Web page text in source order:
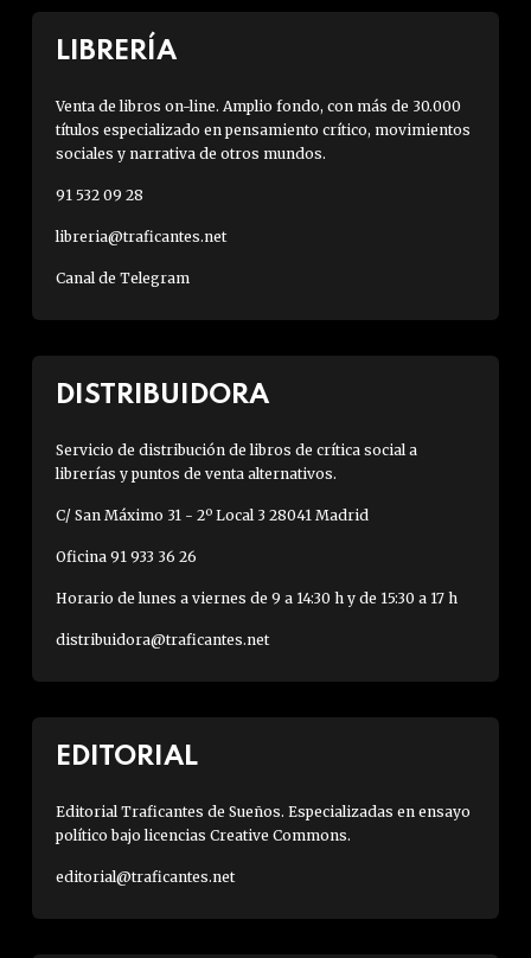
LIBRERÍA
Venta de libros on-line. Amplio fondo, con más de 30.000
títulos especializado en pensamiento crítico, movimientos
sociales y narrativa de otros mundos.
91 532 09 28
libreria@traficantes.net
Canal de Telegram
DISTRIBUIDORA
Servicio de distribución de libros de crítica social a
librerías y puntos de venta alternativos.
C/ San Máximo 31 - 2º Local 3 28041 Madrid
Oficina 91 933 36 26
Horario de lunes a viernes de 9 a 14:30 h y de 15:30 a 17 h
distribuidora@traficantes.net
EDITORIAL
Editorial Traficantes de Sueños. Especializadas en ensayo
político bajo licencias Creative Commons.
editorial@traficantes.net